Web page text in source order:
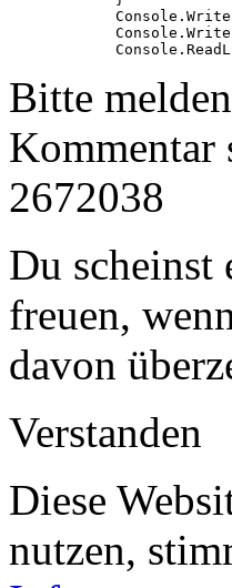
Bitte
Kommentar
2672038
Du scheinst
freuen,
davon
Verstanden
Diese
nutzen,